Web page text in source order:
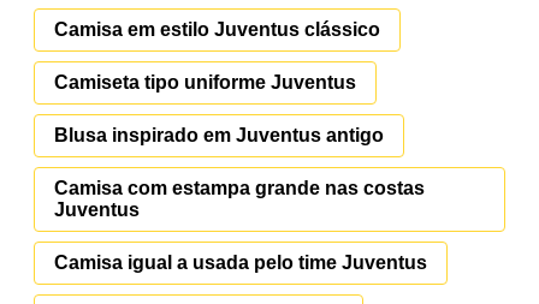
Camisa em estilo Juventus clássico
Camiseta tipo uniforme Juventus
Blusa inspirado em Juventus antigo
Camisa com estampa grande nas costas
Juventus
Camisa igual a usada pelo time Juventus